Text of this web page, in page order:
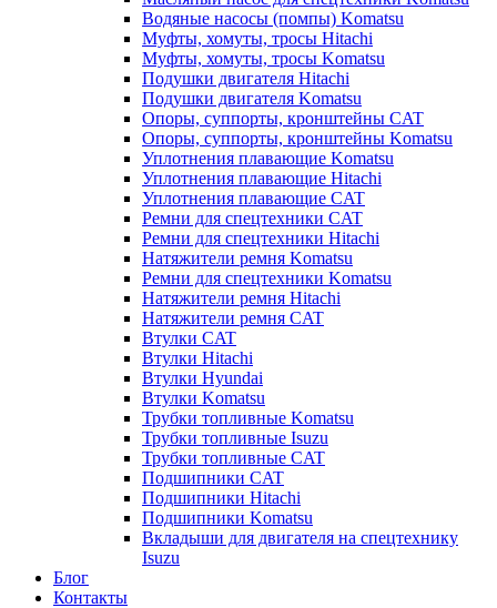
Водяные насосы (помпы) Komatsu
Муфты, хомуты, тросы Hitachi
Муфты, хомуты, тросы Komatsu
Подушки двигателя Hitachi
Подушки двигателя Komatsu
Опоры, суппорты, кронштейны CAT
Опоры, суппорты, кронштейны Komatsu
Уплотнения плавающие Komatsu
Уплотнения плавающие Hitachi
Уплотнения плавающие CAT
Ремни для спецтехники CAT
Ремни для спецтехники Hitachi
Натяжители ремня Komatsu
Ремни для спецтехники Komatsu
Натяжители ремня Hitachi
Натяжители ремня CAT
Втулки CAT
Втулки Hitachi
Втулки Hyundai
Втулки Komatsu
Трубки топливные Komatsu
Трубки топливные Isuzu
Трубки топливные CAT
Подшипники CAT
Подшипники Hitachi
Подшипники Komatsu
Вкладыши для двигателя на спецтехнику
Isuzu
Блог
Контакты